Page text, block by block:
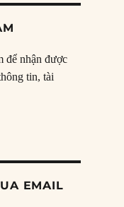
để nhận được
tin, tài
EMAIL